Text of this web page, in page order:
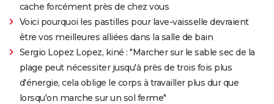
cache forcément près de chez vous
Voici pourquoi les pastilles pour lave-vaisselle devraient
être vos meilleures alliées dans la salle de bain
Sergio Lopez Lopez, kiné : "Marcher sur le sable sec de la
plage peut nécessiter jusqu'à près de trois fois plus
d'énergie, cela oblige le corps à travailler plus dur que
lorsqu'on marche sur un sol ferme"